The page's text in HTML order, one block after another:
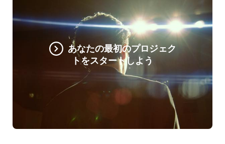
あなたの最初のプロジェク
トをスタートしよう